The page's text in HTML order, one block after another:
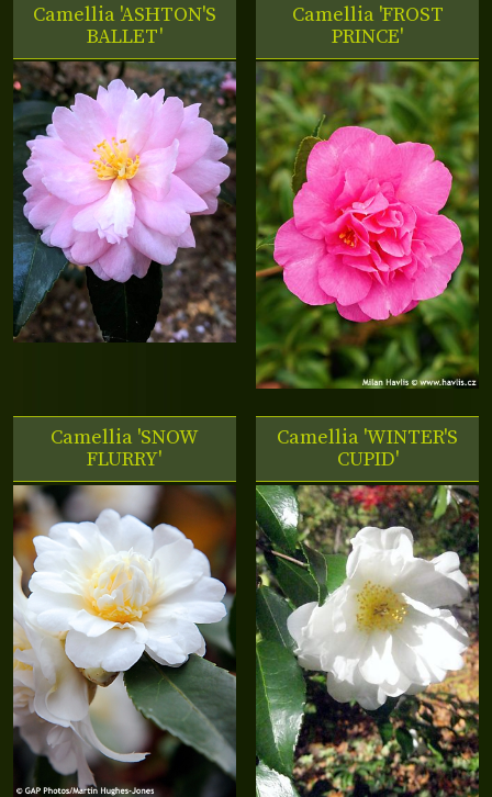
Camellia 'ASHTON'S
BALLET'
Camellia 'FROST
PRINCE'
Camellia 'SNOW
FLURRY'
Camellia 'WINTER'S
CUPID'